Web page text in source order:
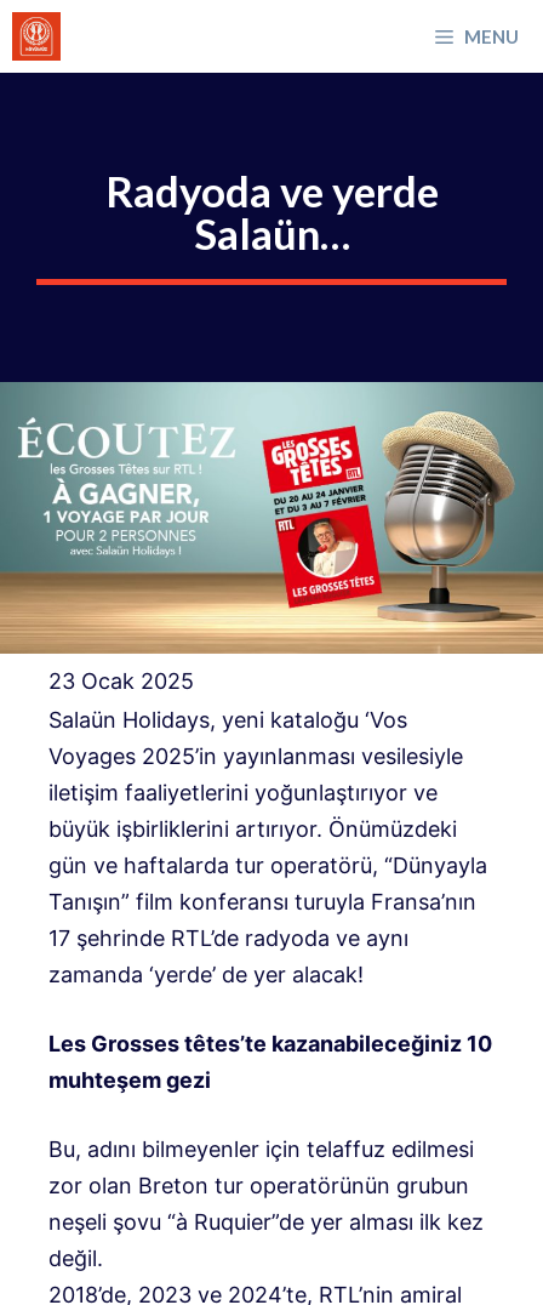
İçeriğe
atla
MENU
Radyoda ve yerde
Salaün…
23 Ocak 2025
Salaün Holidays, yeni kataloğu ‘Vos
Voyages 2025’in yayınlanması vesilesiyle
iletişim faaliyetlerini yoğunlaştırıyor ve
büyük işbirliklerini artırıyor. Önümüzdeki
gün ve haftalarda tur operatörü, “Dünyayla
Tanışın” film konferansı turuyla Fransa’nın
17 şehrinde RTL’de radyoda ve aynı
zamanda ‘yerde’ de yer alacak!
Les Grosses têtes’te kazanabileceğiniz 10
muhteşem gezi
Bu, adını bilmeyenler için telaffuz edilmesi
zor olan Breton tur operatörünün grubun
neşeli şovu “à Ruquier”de yer alması ilk kez
değil.
2018’de, 2023 ve 2024’te, RTL’nin amiral